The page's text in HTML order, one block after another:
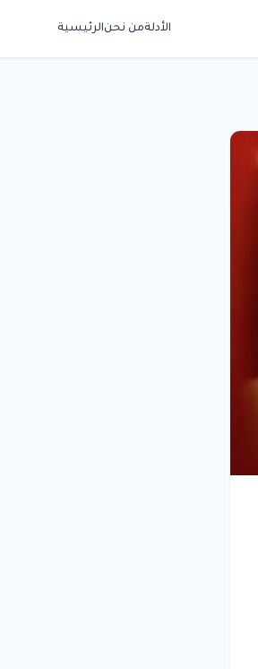
الأدلةمن نحنالرئيسية